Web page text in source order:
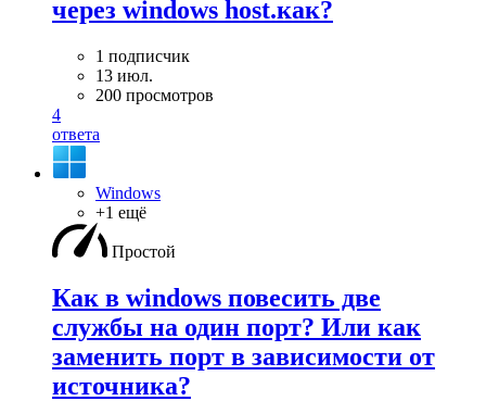
через windows host.как?
1 подписчик
13 июл.
200 просмотров
4
ответа
Windows
+1 ещё
Простой
Как в windows повесить две
службы на один порт? Или как
заменить порт в зависимости от
источника?